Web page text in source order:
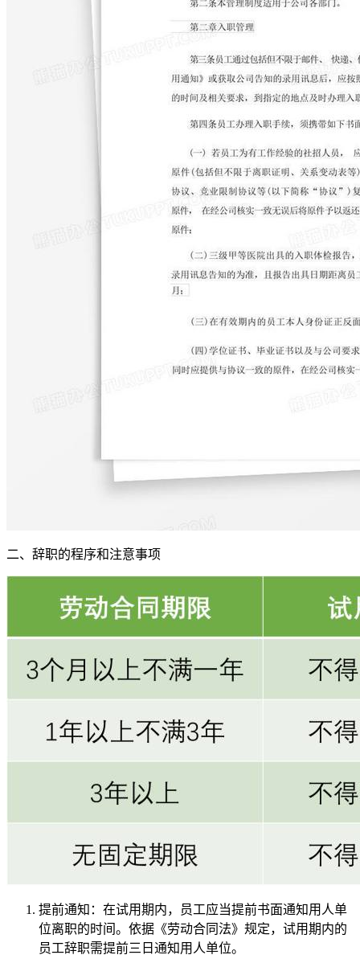
二、辞职的程序和注意事项
提前通知：在试用期内，员工应当提前书面通知用人单
位离职的时间。依据《劳动合同法》规定，试用期内的
员工辞职需提前三日通知用人单位。